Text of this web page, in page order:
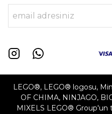
LEGO®, LEGO® logosu,
OF CHIMA, NINJAGO,
MIXELS LEGO® Group'un